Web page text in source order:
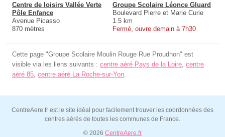
Centre de loisirs Vallée Verte
Pôle Enfance
Avenue Picasso
870 mètres
Groupe Scolaire Léonce Gluard
Boulevard Pierre et Marie Curie
1.5 km
Fermé, ouvre demain à 7h30
Cette page "Groupe Scolaire Moulin Rouge Rue Proudhon" est
visible via les liens suivants : centre aéré Pays de la Loire centre
aéré 85 centre aéré La Roche-sur-Yon
CentreAere.fr est le site idéal pour facilement trouver les coordonnées des
centres aérés de toutes les communes de France.
© 2026 CentreAere.fr